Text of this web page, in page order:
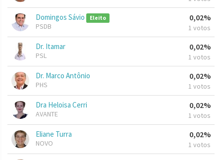
Domingos Sávio Eleito
PSDB
0,02%
1 votos
Dr. Itamar
PSL
0,02%
1 votos
Dr. Marco Antônio
PHS
0,02%
1 votos
Dra Heloisa Cerri
AVANTE
0,02%
1 votos
Eliane Turra
NOVO
0,02%
1 votos